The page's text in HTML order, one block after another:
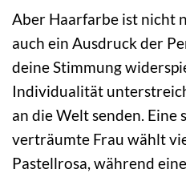
Aber Haarfarbe ist nicht
auch ein Ausdruck der
deine Stimmung
Individualität
an die Welt senden. Eine
verträumte Frau wählt
Pastellrosa, während